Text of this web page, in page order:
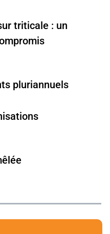
triticale : un
pluriannuels